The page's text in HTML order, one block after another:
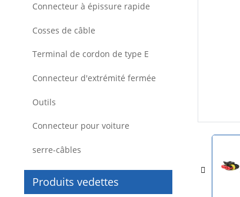
Connecteur à épissure rapide
Cosses de câble
Terminal de cordon de type E
Connecteur d'extrémité fermée
Outils
Connecteur pour voiture
serre-câbles
Produits vedettes